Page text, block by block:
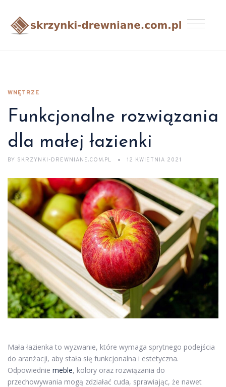
WNĘTRZE
Funkcjonalne rozwiązania
dla małej łazienki
BY SKRZYNKI-DREWNIANE.COM.PL 12 KWIETNIA 2021
Mała łazienka to wyzwanie, które wymaga sprytnego podejścia
do aranżacji, aby stała się funkcjonalna i estetyczna.
Odpowiednie meble, kolory oraz rozwiązania do
przechowywania mogą zdziałać cuda, sprawiając, że nawet